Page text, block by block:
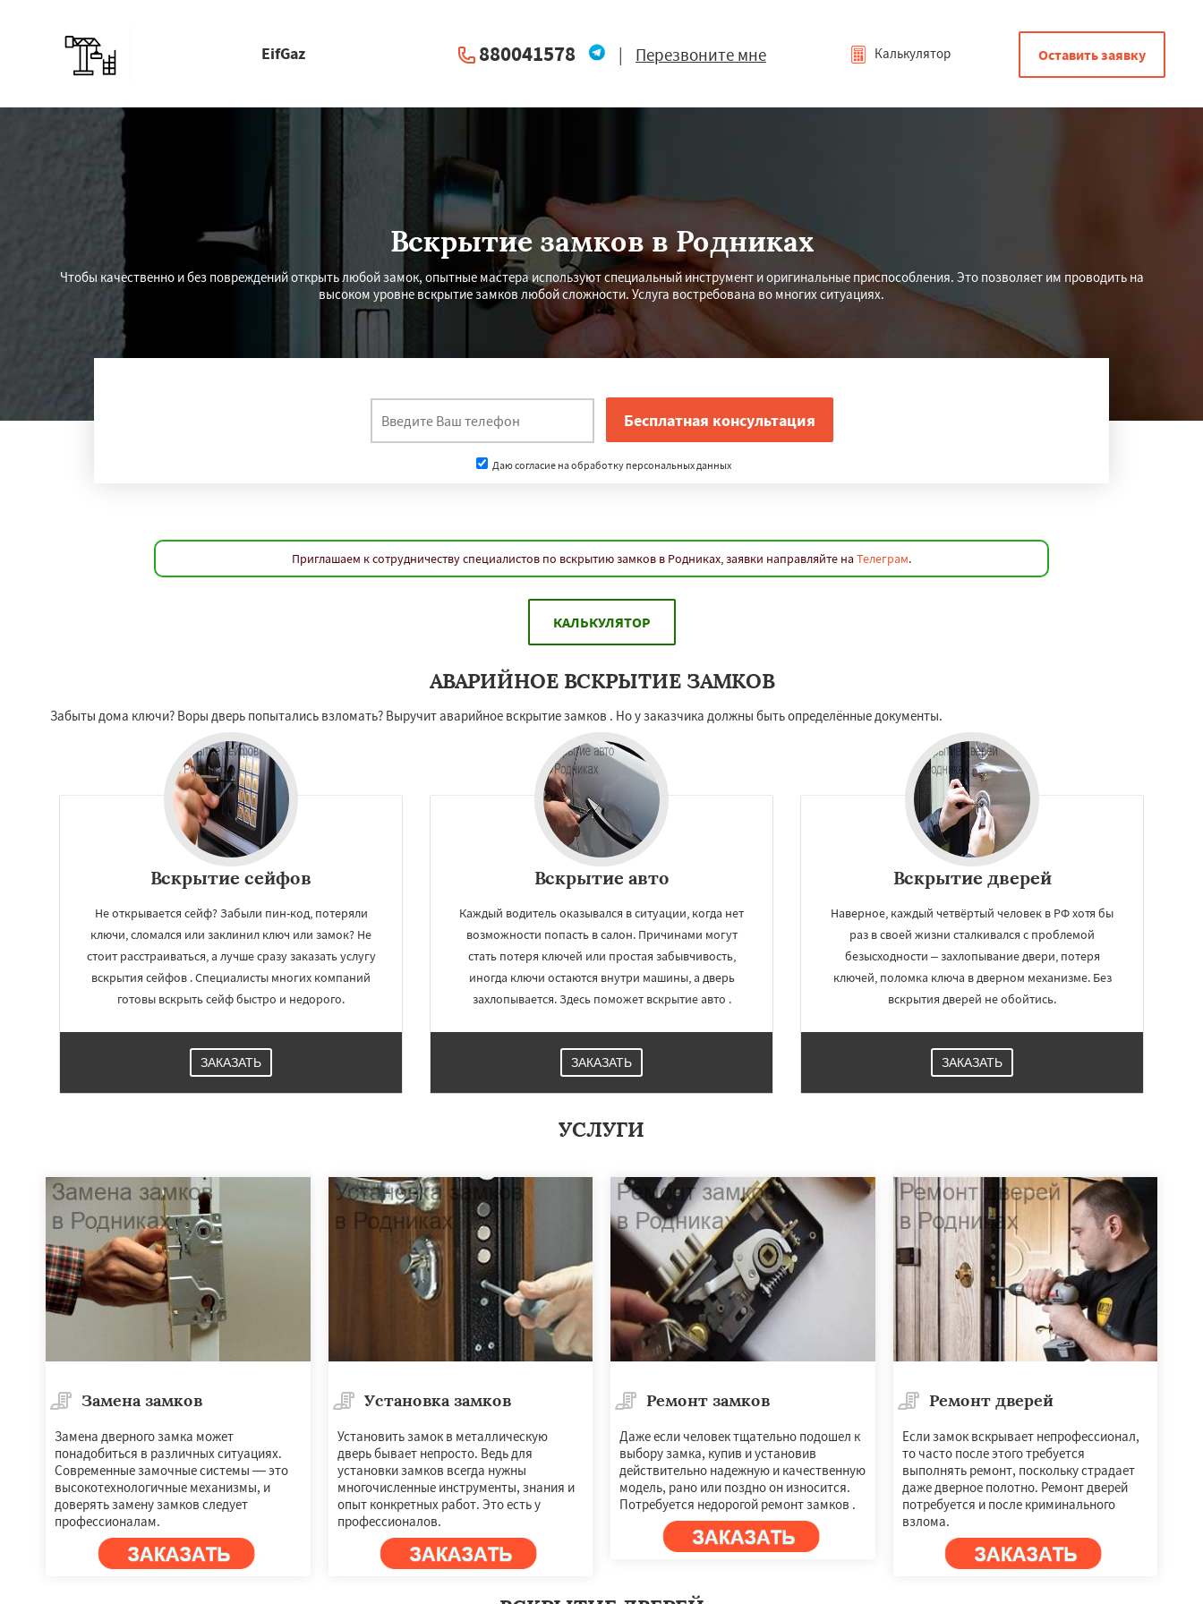
Работаем по
регионам
×
Свердловск Северный
Тучково Уваровка
Удельная
Фосфоритный Фряново Хорлово
EifGaz 880041578 | Перезвоните мне Калькулятор Оставить заявку
Вскрытие замков в Родниках
Чтобы качественно и без повреждений открыть любой замок, опытные мастера используют специальный инструмент и оригинальные приспособления. Это позволяет им проводить на
высоком уровне вскрытие замков любой сложности. Услуга востребована во многих ситуациях.
Даю согласие на обработку персональных данных
Приглашаем к сотрудничеству специалистов по вскрытию замков в Родниках, заявки направляйте на Телеграм.
КАЛЬКУЛЯТОР
АВАРИЙНОЕ ВСКРЫТИЕ ЗАМКОВ
Забыты дома ключи? Воры дверь попытались взломать? Выручит аварийное вскрытие замков . Но у заказчика должны быть определённые документы.
Вскрытие сейфов
Не открывается сейф? Забыли пин-код, потеряли
ключи, сломался или заклинил ключ или замок? Не
стоит расстраиваться, а лучше сразу заказать услугу
вскрытия сейфов . Специалисты многих компаний
готовы вскрыть сейф быстро и недорого.
ЗАКАЗАТЬ
Вскрытие авто
Каждый водитель оказывался в ситуации, когда нет
возможности попасть в салон. Причинами могут
стать потеря ключей или простая забывчивость,
иногда ключи остаются внутри машины, а дверь
захлопывается. Здесь поможет вскрытие авто .
ЗАКАЗАТЬ
Вскрытие дверей
Наверное, каждый четвёртый человек в РФ хотя бы
раз в своей жизни сталкивался с проблемой
безысходности – захлопывание двери, потеря
ключей, поломка ключа в дверном механизме. Без
вскрытия дверей не обойтись.
ЗАКАЗАТЬ
УСЛУГИ
Замена замков
Замена дверного замка может
понадобиться в различных ситуациях.
Современные замочные системы — это
высокотехнологичные механизмы, и
доверять замену замков следует
профессионалам.
Установка замков
Установить замок в металлическую
дверь бывает непросто. Ведь для
установки замков всегда нужны
многочисленные инструменты, знания и
опыт конкретных работ. Это есть у
профессионалов.
Ремонт замков
Даже если человек тщательно подошел к
выбору замка, купив и установив
действительно надежную и качественную
модель, рано или поздно он износится.
Потребуется недорогой ремонт замков .
Ремонт дверей
Если замок вскрывает непрофессионал,
то часто после этого требуется
выполнять ремонт, поскольку страдает
даже дверное полотно. Ремонт дверей
потребуется и после криминального
взлома.
УЗНАТЬ ПОДРОБНЕЕ ×